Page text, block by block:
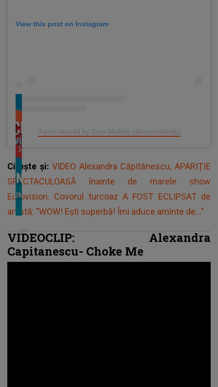
View this post on Instagram
A post shared by Euro Melody (@euromelody)
Citește și:VIDEO Alexandra Căpitănescu, APARIȚIE
SPECTACULOASĂ înainte de marele show
Eurovision. Covorul turcoaz A FOST ECLIPSAT de
artistă: "WOW! Ești superbă! Îmi aduce aminte de..."
VIDEOCLIP: Alexandra
Capitanescu- Choke Me